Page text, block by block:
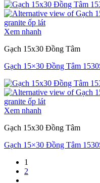
Xem nhanh
Gạch 15x30 Đồng Tâm
Gạch 15×30 Đồng Tâm
Xem nhanh
Gạch 15x30 Đồng Tâm
Gạch 15×30 Đồng Tâm
1
2